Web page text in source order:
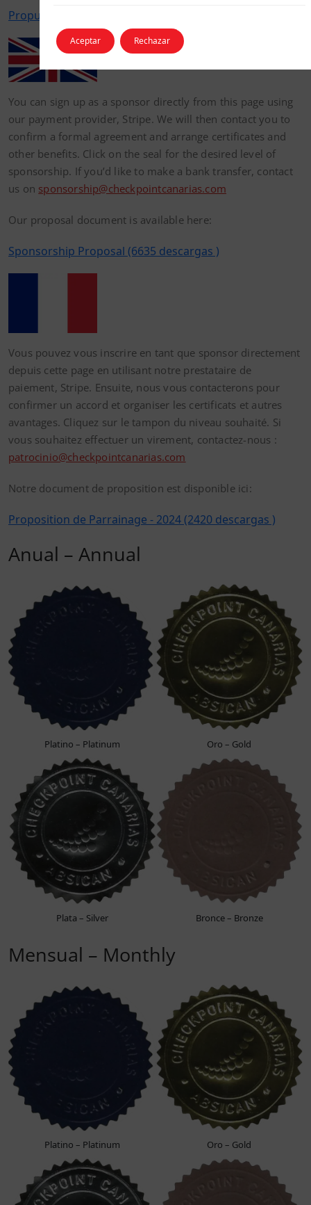
Propuesta Patrocinio (4432 descargas )
You can sign up as a sponsor directly from this page using
our payment provider, Stripe. We will then contact you to
confirm a formal agreement and arrange certificates and
other benefits. Click on the seal for the desired level of
sponsorship. If you’d like to make a bank transfer, contact
us on sponsorship@checkpointcanarias.com
Our proposal document is available here:
Sponsorship Proposal (6635 descargas )
Vous pouvez vous inscrire en tant que sponsor directement
depuis cette page en utilisant notre prestataire de
paiement, Stripe. Ensuite, nous vous contacterons pour
confirmer un accord et organiser les certificats et autres
avantages. Cliquez sur le tampon du niveau souhaité. Si
vous souhaitez effectuer un virement, contactez-nous :
patrocinio@checkpointcanarias.com
Notre document de proposition est disponible ici:
Proposition de Parrainage - 2024 (2420 descargas )
Anual – Annual
Platino – Platinum Oro – Gold
Plata – Silver Bronce – Bronze
Mensual – Monthly
Platino – Platinum Oro – Gold
Aceptar Rechazar